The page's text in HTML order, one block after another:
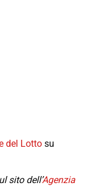
del Lotto su
sito dell’Agenzia